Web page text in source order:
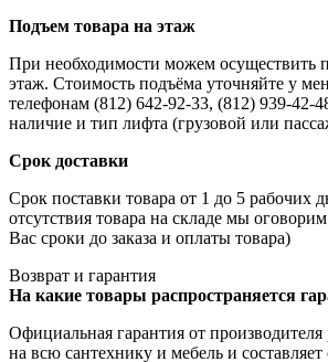
Подъем товара на этаж
При необходимости можем осуществить
этаж. Стоимость подъёма уточняйте у
телефонам (812) 642-92-33, (812) 939-42-
наличие и тип лифта (грузовой или
Срок доставки
Срок поставки товара от 1 до 5 рабочих
отсутствия товара на складе мы
Вас сроки до заказа и оплаты товара)
Возврат и гарантия
На какие товары распространяется
Официальная гарантия от производителя
на всю сантехнику и мебель и составляет